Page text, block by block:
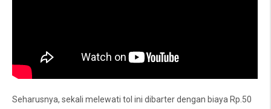
Seharusnya, sekali melewati tol ini dibarter dengan biaya Rp.50